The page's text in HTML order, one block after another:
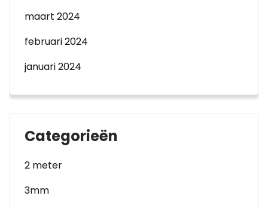
maart 2024
februari 2024
januari 2024
Categorieën
2 meter
3mm